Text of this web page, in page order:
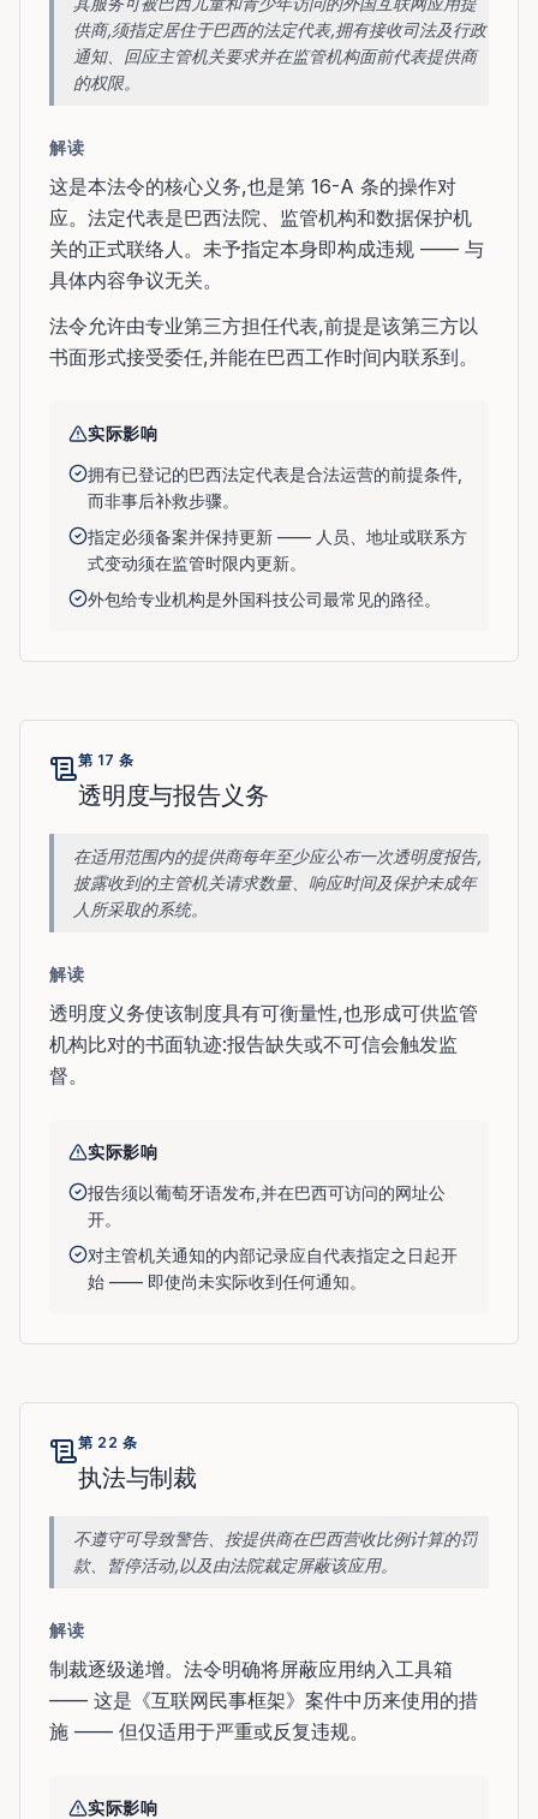
供商,须指定居住于巴西的法定代表,拥有接收司法及行政
通知、回应主管机关要求并在监管机构面前代表提供商
的权限。
解读
这是本法令的核心义务,也是第 16-A 条的操作对
应。法定代表是巴西法院、监管机构和数据保护机
关的正式联络人。未予指定本身即构成违规 —— 与
具体内容争议无关。
法令允许由专业第三方担任代表,前提是该第三方以
书面形式接受委任,并能在巴西工作时间内联系到。
实际影响
拥有已登记的巴西法定代表是合法运营的前提条件,
而非事后补救步骤。
指定必须备案并保持更新 —— 人员、地址或联系方
式变动须在监管时限内更新。
外包给专业机构是外国科技公司最常见的路径。
第 17 条
透明度与报告义务
在适用范围内的提供商每年至少应公布一次透明度报告,
披露收到的主管机关请求数量、响应时间及保护未成年
人所采取的系统。
解读
透明度义务使该制度具有可衡量性,也形成可供监管
机构比对的书面轨迹:报告缺失或不可信会触发监
督。
实际影响
报告须以葡萄牙语发布,并在巴西可访问的网址公
开。
对主管机关通知的内部记录应自代表指定之日起开
始 —— 即使尚未实际收到任何通知。
第 22 条
执法与制裁
不遵守可导致警告、按提供商在巴西营收比例计算的罚
款、暂停活动,以及由法院裁定屏蔽该应用。
解读
制裁逐级递增。法令明确将屏蔽应用纳入工具箱
—— 这是《互联网民事框架》案件中历来使用的措
施 —— 但仅适用于严重或反复违规。
实际影响